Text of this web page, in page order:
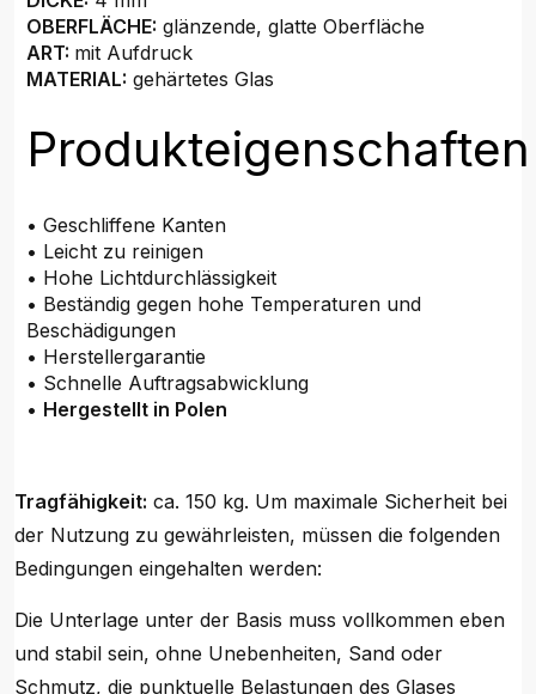
OBERFLÄCHE: glänzende, glatte Oberfläche
ART: mit Aufdruck
MATERIAL: gehärtetes Glas
Produkteigenschaften
• Geschliffene Kanten
• Leicht zu reinigen
• Hohe Lichtdurchlässigkeit
• Beständig gegen hohe Temperaturen und
Beschädigungen
• Herstellergarantie
• Schnelle Auftragsabwicklung
• Hergestellt in Polen
Tragfähigkeit: ca. 150 kg. Um maximale Sicherheit bei
der Nutzung zu gewährleisten, müssen die folgenden
Bedingungen eingehalten werden:
Die Unterlage unter der Basis muss vollkommen eben
und stabil sein, ohne Unebenheiten, Sand oder
Schmutz, die punktuelle Belastungen des Glases